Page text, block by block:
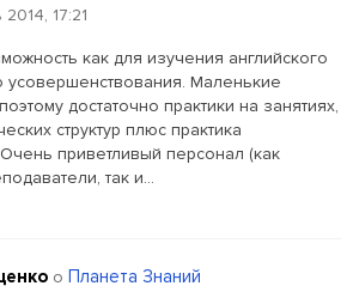
17:21
как для изучения английского
усовершенствования. Маленькие
достаточно практики на занятиях,
структур плюс практика
приветливый персонал (как
так и...
о Планета Знаний